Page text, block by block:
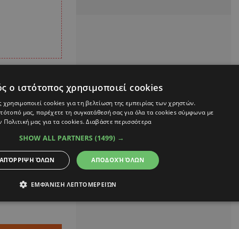
να κυμανθεί
Κυριακή
δελτίου,
ο ιστότοπος χρησιμοποιεί cookies
χρησιμοποιεί cookies για τη βελτίωση της εμπειρίας των χρηστών.
μας, παρέχετε τη συγκατάθεσή σας για όλα τα cookies σύμφωνα με
Πολιτική μας για τα cookies.Διαβάστε περισσότερα
SHOW ALL PARTNERS (1499) →
ΑΠΟΔΟΧΉ ΌΛΩΝ
ΑΠΌΡΡΙΨΗ ΌΛΩΝ
ΕΜΦΆΝΙΣΗ ΛΕΠΤΟΜΕΡΕΙΏΝ